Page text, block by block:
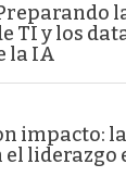
TI y los
la IA
impacto:
liderazgo